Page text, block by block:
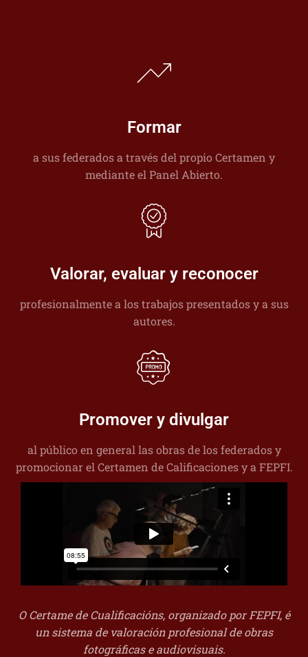
Formar
a sus federados a través del propio Certamen y
mediante el Panel Abierto.
Valorar, evaluar y reconocer
profesionalmente a los trabajos presentados y a sus
autores.
Promover y divulgar
al público en general las obras de los federados y
promocionar el Certamen de Calificaciones y a FEPFI.
O Certame de Cualificacións, organizado por FEPFI, é
un sistema de valoración profesional de obras
fotográficas e audiovisuais.